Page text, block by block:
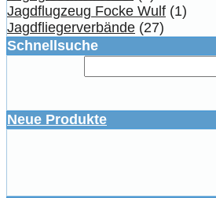
Jagdflugzeug Focke Wulf (1)
Jagdfliegerverbände (27)
Schnellsuche
Neue Produkte